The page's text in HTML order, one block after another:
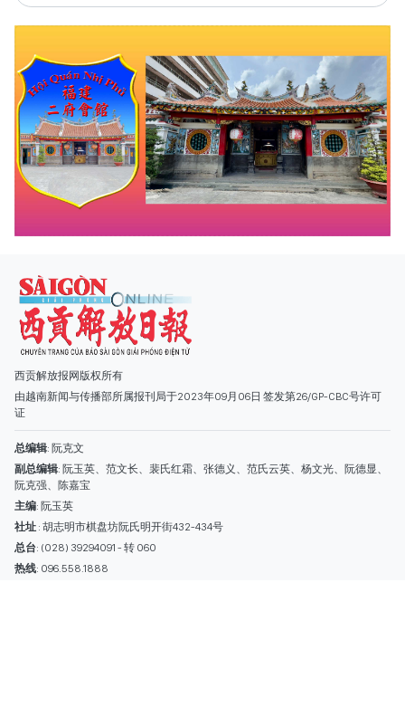
西贡解放报网版权所有
由越南新闻与传播部所属报刊局于2023年09月06日 签发第26/GP-CBC号许可
副总编辑: 阮玉英、范文长、裴氏红霜、张德义、范氏云英、杨文光、阮德显、
阮克强、陈嘉宝
主编: 阮玉英
社址: 胡志明市棋盘坊阮氏明开街432-434号
总台: (028) 39294091 - 转 060
热线: 096.558.1888
编辑部: (028) 39294092 - 转 060
电子信箱
广告部
(028) 38334185
quangcaohoavan09@gmail.com;